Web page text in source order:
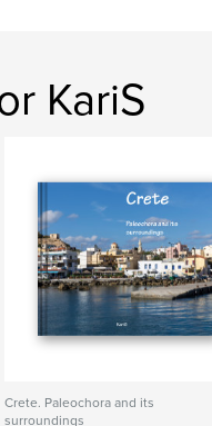
KariS
Crete. Paleochora and its
surroundings